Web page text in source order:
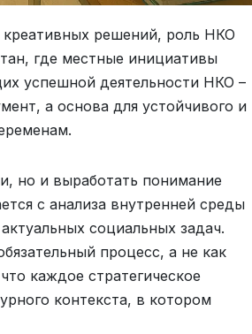
решений, роль НКО
где местные инициативы
успешной деятельности НКО –
а основа для устойчивого и
но и выработать понимание
с анализа внутренней среды
социальных задач.
процесс, а не как
каждое стратегическое
контекста, в котором